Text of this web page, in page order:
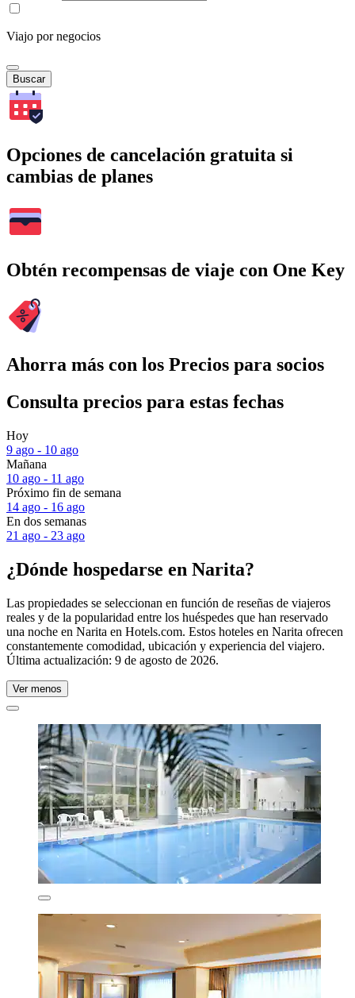
Viajo por negocios
Buscar
Opciones de cancelación gratuita si
cambias de planes
Obtén recompensas de viaje con One Key
Ahorra más con los Precios para socios
Consulta precios para estas fechas
Hoy
9 ago - 10 ago
Mañana
10 ago - 11 ago
Próximo fin de semana
14 ago - 16 ago
En dos semanas
21 ago - 23 ago
¿Dónde hospedarse en Narita?
Las propiedades se seleccionan en función de reseñas de viajeros
reales y de la popularidad entre los huéspedes que han reservado
una noche en Narita en Hotels.com. Estos hoteles en Narita ofrecen
constantemente comodidad, ubicación y experiencia del viajero.
Última actualización: 9 de agosto de 2026.
Ver menos